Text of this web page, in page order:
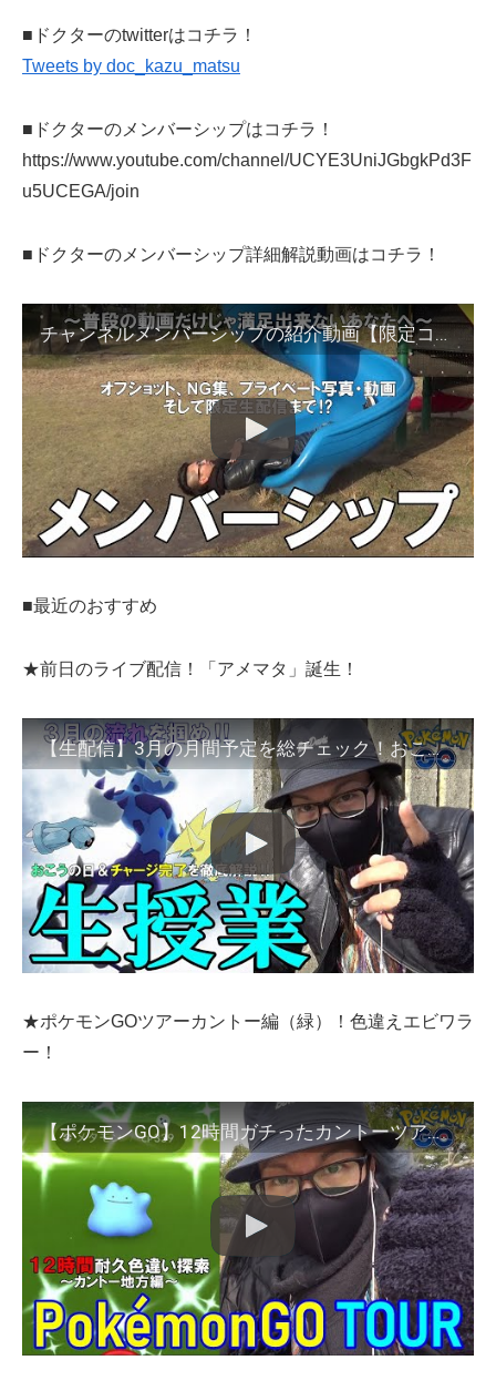
■ドクターのtwitterはコチラ！
Tweets by doc_kazu_matsu
■ドクターのメンバーシップはコチラ！
https://www.youtube.com/channel/UCYE3UniJGbgkPd3F
u5UCEGA/join
■ドクターのメンバーシップ詳細解説動画はコチラ！
チャンネルメンバーシップの紹介動画【限定コンテンツあり】
■最近のおすすめ
★前日のライブ配信！「アメマタ」誕生！
【生配信】3月の月間予定を総チェック！おこうの日＆チャージ完了に備えよ！色違いボルトロスとシビシラスとメガライボルトが来るぅぅぅ～！【67,000人突破記念】
★ポケモンGOツアーカントー編（緑）！色違えエビワラ
ー！
【ポケモンGO】12時間ガチったカントーツアー大巨編！色違えエビワラー！新規色違いに心臓を捧げたらえげつねぇ結果となったスペシャル！【色違いメタモン】